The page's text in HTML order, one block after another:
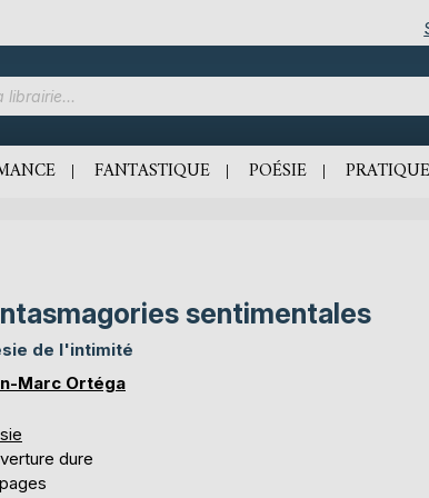
FANTASTIQUE POÉSIE PRATIQUE
sentimentales
de l'intimité
Marc Ortéga
dure